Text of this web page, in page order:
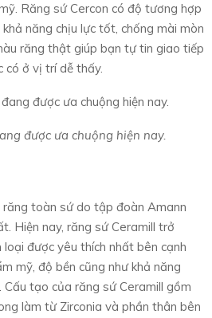
Răng sứ Cercon có độ tương hợp
năng chịu lực tốt, chống mài mòn
răng thật giúp bạn tự tin giao tiếp
có ở vị trí dễ thấy.
được ưa chuộng hiện nay.
răng toàn sứ do tập đoàn Amann
Hiện nay, răng sứ Ceramill trở
được yêu thích nhất bên cạnh
mỹ, độ bền cũng như khả năng
tạo của răng sứ Ceramill gồm
làm từ Zirconia và phần thân bên